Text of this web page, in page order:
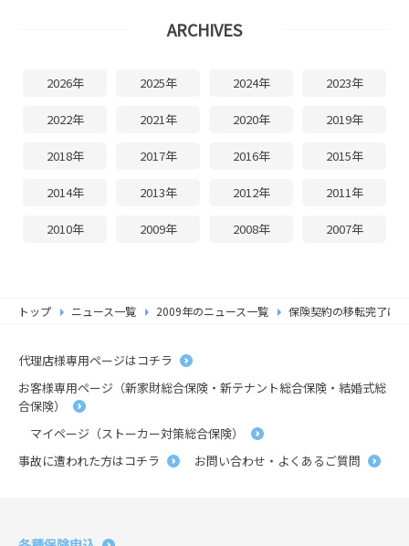
ARCHIVES
2026年 2025年 2024年 2023年
2022年 2021年 2020年 2019年
2018年 2017年 2016年 2015年
2014年 2013年 2012年 2011年
2010年 2009年 2008年 2007年
トップ ニュース一覧 2009年のニュース一覧 保険契約の移転完了に
代理店様専用ページはコチラ
お客様専用ページ（新家財総合保険・新テナント総合保険・結婚式総
合保険）
マイページ（ストーカー対策総合保険）
事故に遭われた方はコチラ
お問い合わせ・よくあるご質問